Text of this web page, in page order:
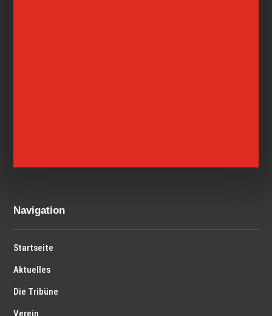
Navigation
Startseite
Aktuelles
Die Tribüne
Verein